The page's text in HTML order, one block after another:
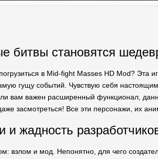
битвы становятся
в Mid-fight Masses HD Mod? Эта
гущу событий. Чувствую себя
вам важен расширенный функционал,
засмотреться! Все эти персонажи, их
и жадность
взлом и мод. Непонятно, для чего